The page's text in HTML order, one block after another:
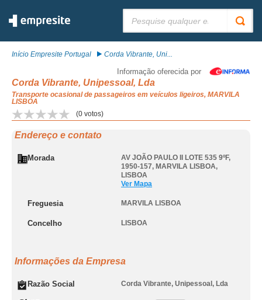
Início Empresite Portugal Corda Vibrante, Uni...
Informação oferecida por
Corda Vibrante, Unipessoal, Lda
Transporte ocasional de passageiros em veículos ligeiros, MARVILA
LISBOA
(0 votos)
Endereço e contato
Morada
AV JOÃO PAULO II LOTE 535 9ºF,
1950-157, MARVILA LISBOA,
LISBOA
Ver Mapa
Freguesia MARVILA LISBOA
Concelho LISBOA
Informações da Empresa
Razão Social Corda Vibrante, Unipessoal, Lda